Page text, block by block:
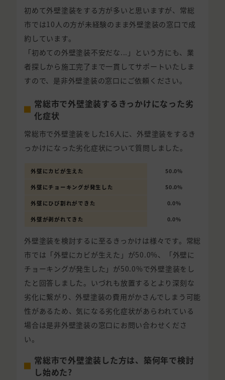
初めて外壁塗装をする方が多いと思いますが、常総
市では10人の方が未経験のまま外壁塗装の窓口で成
約しています。
「初めての外壁塗装不安だな...」という方にも、業
者探しから施工完了まで一貫してサポートいたしま
すので、是非外壁塗装の窓口にご依頼ください。
常総市で外壁塗装するきっかけになった劣
化症状
常総市で外壁塗装をした16人に、外壁塗装をするき
っかけになった劣化症状について質問しました。
外壁にカビが生えた 50.0%
外壁にチョーキングが発生した 50.0%
外壁にひび割れができた 0.0%
外壁が剥がれてきた 0.0%
外壁塗装を検討するに至るきっかけは様々です。常総
市では「外壁にカビが生えた」が50.0%、「外壁に
チョーキングが発生した」が50.0%で外壁塗装をし
たと回答しました。いづれも放置するとより深刻な
劣化に繋がり、外壁塗装の費用がかさんでしまう可能
性があるため、気になる劣化症状があらわれている
場合は是非外壁塗装の窓口にお問い合わせくださ
い。
常総市で外壁塗装した方は、築何年で検討
し始めた?